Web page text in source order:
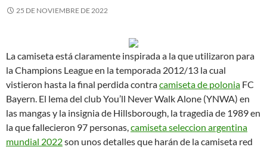
25 DE NOVIEMBRE DE 2022
La camiseta está claramente inspirada a la que utilizaron para
la Champions League en la temporada 2012/13 la cual
vistieron hasta la final perdida contracamiseta de polonia FC
Bayern. El lema del club You’ll Never Walk Alone (YNWA) en
las mangas y la insignia de Hillsborough, la tragedia de 1989 en
la que fallecieron 97 personas,camiseta seleccion argentina
mundial 2022son unos detalles que harán de la camiseta red